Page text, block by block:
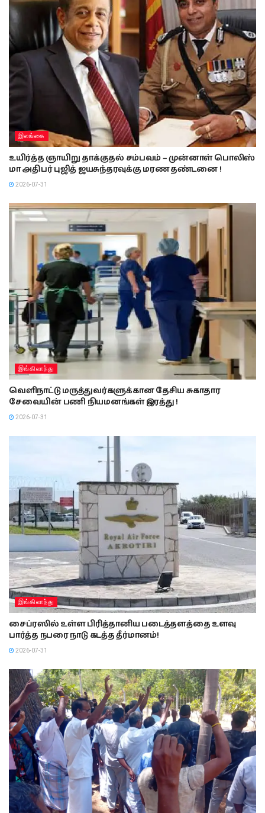
இலங்கை
உயிர்த்த ஞாயிறு தாக்குதல் சம்பவம் – முன்னாள் பொலிஸ்
மா அதிபர் புஜித் ஜயசுந்தரவுக்கு மரண தண்டனை !
2026-07-31
இங்கிலாந்து
வெளிநாட்டு மருத்துவர்களுக்கான தேசிய சுகாதார
சேவையின் பணி நியமனங்கள் இரத்து !
2026-07-31
இங்கிலாந்து
சைப்ரஸில் உள்ள பிரித்தானிய படைத்தளத்தை உளவு
பார்த்த நபரை நாடு கடத்த தீர்மானம்!
2026-07-31